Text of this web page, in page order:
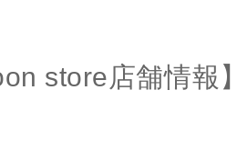
store店舗情報